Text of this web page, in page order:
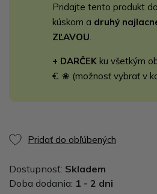
Pridajte tento produkt
kúskom a druhý
ZĽAVOU
+ DARČEK ku všetkým
€. ❀ (možnosť vybrať v
Pridať do obľúbených
Dostupnosť: Skladem
Doba dodania: 1 - 2 dni